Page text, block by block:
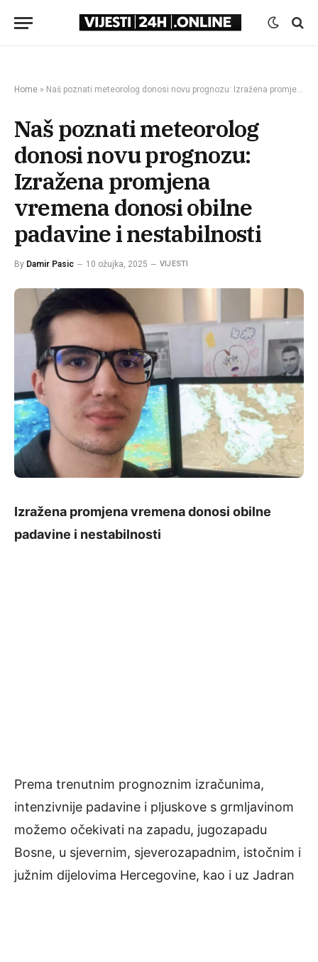
Home » Naš poznati meteorolog donosi novu prognozu: Izražena promjena vremena donosi obilne padavine i nestabilnosti
Naš poznati meteorolog
donosi novu prognozu:
Izražena promjena
vremena donosi obilne
padavine i nestabilnosti
By Damir Pasic 10 ožujka, 2025 VIJESTI
Izražena promjena vremena donosi obilne
padavine i nestabilnosti
Prema trenutnim prognoznim izračunima,
intenzivnije padavine i pljuskove s grmljavinom
možemo očekivati na zapadu, jugozapadu
Bosne, u sjevernim, sjeverozapadnim, istočnim i
južnim dijelovima Hercegovine, kao i uz Jadran